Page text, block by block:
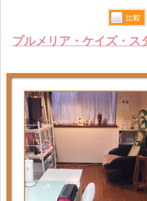
プルメリア・ケイズ・ス
比較す
る